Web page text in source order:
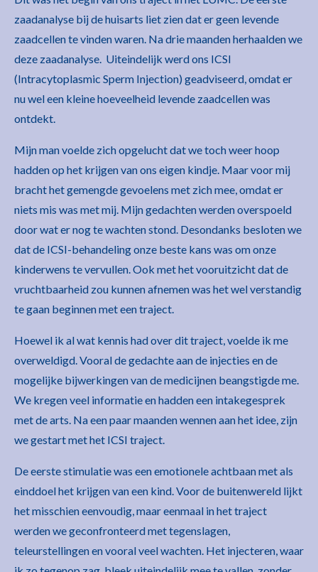
zaadanalyse bij de huisarts liet zien dat er geen levende
zaadcellen te vinden waren. Na drie maanden herhaalden we
deze zaadanalyse. Uiteindelijk werd ons ICSI
(Intracytoplasmic Sperm Injection) geadviseerd, omdat er
nu wel een kleine hoeveelheid levende zaadcellen was
ontdekt.
Mijn man voelde zich opgelucht dat we toch weer hoop
hadden op het krijgen van ons eigen kindje. Maar voor mij
bracht het gemengde gevoelens met zich mee, omdat er
niets mis was met mij. Mijn gedachten werden overspoeld
door wat er nog te wachten stond. Desondanks besloten we
dat de ICSI-behandeling onze beste kans was om onze
kinderwens te vervullen. Ook met het vooruitzicht dat de
vruchtbaarheid zou kunnen afnemen was het wel verstandig
te gaan beginnen met een traject.
Hoewel ik al wat kennis had over dit traject, voelde ik me
overweldigd. Vooral de gedachte aan de injecties en de
mogelijke bijwerkingen van de medicijnen beangstigde me.
We kregen veel informatie en hadden een intakegesprek
met de arts. Na een paar maanden wennen aan het idee, zijn
we gestart met het ICSI traject.
De eerste stimulatie was een emotionele achtbaan met als
einddoel het krijgen van een kind. Voor de buitenwereld lijkt
het misschien eenvoudig, maar eenmaal in het traject
werden we geconfronteerd met tegenslagen,
teleurstellingen en vooral veel wachten. Het injecteren, waar